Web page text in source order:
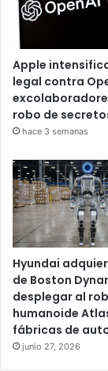
Apple
legal contra
robo de
hace 3 semanas
Hyundai
de Boston
desplegar al
humanoide
fábricas de
junio 27, 2026